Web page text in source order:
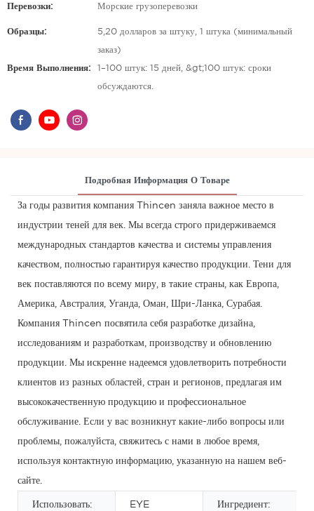
Перевозки: Морские грузоперевозки
Образцы: 5,20 долларов за штуку, 1 штука (минимальный
заказ)
Время Выполнения: 1–100 штук: 15 дней, &gt;100 штук: сроки
обсуждаются.
Подробная Информация О Товаре
За годы развития компания Thincen заняла важное место в
индустрии теней для век. Мы всегда строго придерживаемся
международных стандартов качества и системы управления
качеством, полностью гарантируя качество продукции. Тени для
век поставляются по всему миру, в такие страны, как Европа,
Америка, Австралия, Уганда, Оман, Шри-Ланка, Сурабая.
Компания Thincen посвятила себя разработке дизайна,
исследованиям и разработкам, производству и обновлению
продукции. Мы искренне надеемся удовлетворить потребности
клиентов из разных областей, стран и регионов, предлагая им
высококачественную продукцию и профессиональное
обслуживание. Если у вас возникнут какие-либо вопросы или
проблемы, пожалуйста, свяжитесь с нами в любое время,
используя контактную информацию, указанную на нашем веб-
сайте.
Использовать: EYE Ингредиент: